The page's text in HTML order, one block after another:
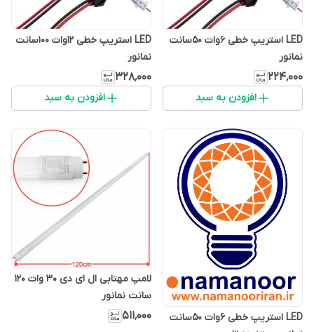
LED استریپ خطی 6وات 50سانت
نمانور
۲۲۴٬۰۰۰
افزودن به سبد
LED استریپ خطی 12وات 100سانت
نمانور
۳۲۸٬۰۰۰
افزودن به سبد
LED استریپ خطی 6وات 50سانت
لامپ مهتابی ال ای دی 30 وات 120
سانت نمانور
۵۱۱٬۰۰۰